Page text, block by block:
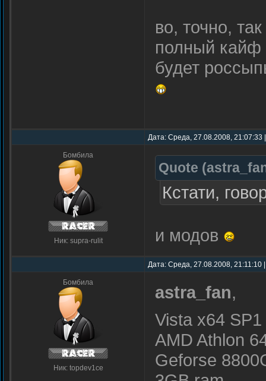
во, точно,
полный кайф
будет
Дата: Среда, 27.08.2008,
Бомбила
Ник: supra-rulit
Quote (
Кстати,
и модов
Дата: Среда, 27.08.2008,
Бомбила
Ник: topdev1ce
astra_fan,
Vista x64 SP1
AMD Athlon
Geforse